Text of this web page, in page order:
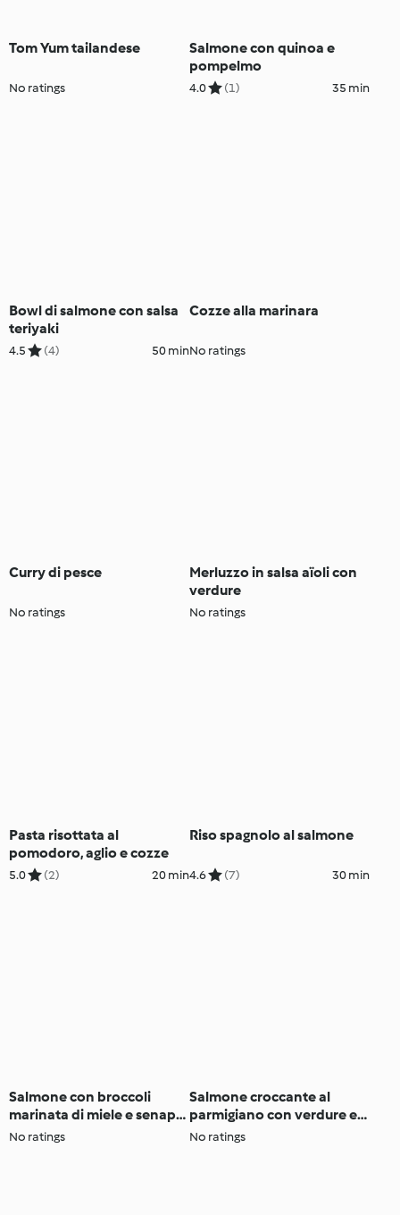
Tom Yum tailandese
No ratings
Salmone con quinoa e
pompelmo
4.0 (1) 35 min
Bowl di salmone con salsa
teriyaki
4.5 (4) 50 min
Cozze alla marinara
No ratings
Curry di pesce
No ratings
Merluzzo in salsa aïoli con
verdure
No ratings
Pasta risottata al
pomodoro, aglio e cozze
5.0 (2) 20 min
Riso spagnolo al salmone
4.6 (7) 30 min
Salmone con broccoli
marinata di miele e senape
e patate dolci
No ratings
Salmone croccante al
parmigiano con verdure e
salsa al limone
No ratings